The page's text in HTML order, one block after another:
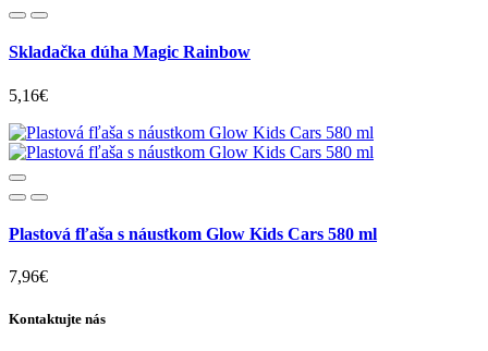
Skladačka dúha Magic Rainbow
5,16€
Plastová fľaša s náustkom Glow Kids Cars 580 ml
7,96€
Kontaktujte nás